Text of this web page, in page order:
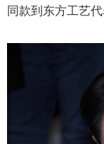
同款到东方工艺